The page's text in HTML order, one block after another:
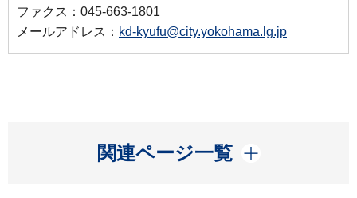
ファクス：045-663-1801
メールアドレス： kd-kyufu@city.yokohama.lg.jp
関連ページ一覧
開く